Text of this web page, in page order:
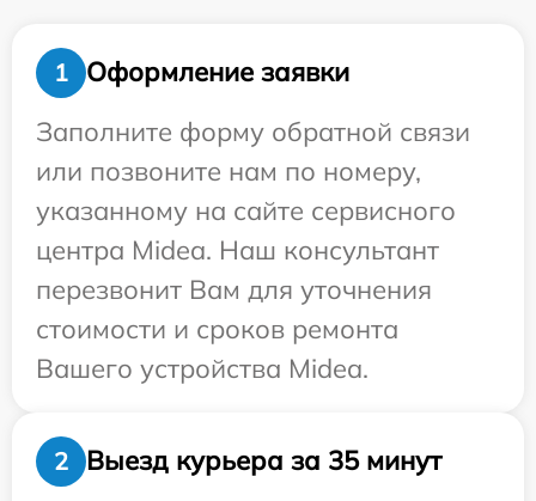
1
Оформление заявки
Заполните форму обратной связи
или позвоните нам по номеру,
указанному на сайте сервисного
центра Midea. Наш консультант
перезвонит Вам для уточнения
стоимости и сроков ремонта
Вашего устройства Midea.
2
Выезд курьера за 35 минут